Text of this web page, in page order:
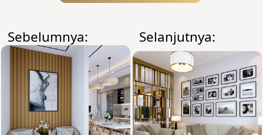
Sebelumnya: Selanjutnya: